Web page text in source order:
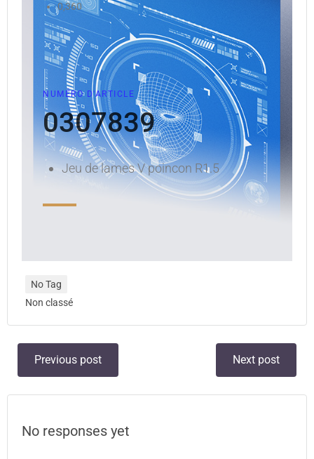
0,360
NUMÉRO D'ARTICLE
0307839
Jeu de lames V poincon R1.5
No Tag
Non classé
Previous post Next post
No responses yet